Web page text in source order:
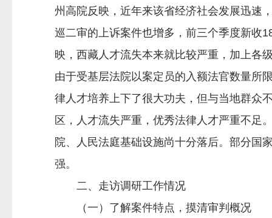
州高院反映，近年来该省经济社会发展迅速
巡二审的上诉案件也增多，前三个季度新收
映，西藏人才流失本来就比较严重，加上各
由于受基层法院以案定员的入额法官数量所
律人才培养上下了很大功夫，但与当地群众
区，人才流失严重，优秀法律人才严重不足
院、人民法庭基础设施尚十分落后。部分国
强。
二、走访调研工作情况
（一）了解案件特点，摸清审判概况